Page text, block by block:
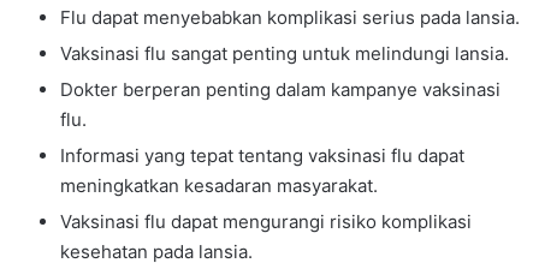
Flu dapat menyebabkan komplikasi serius pada lansia.
Vaksinasi flu sangat penting untuk melindungi lansia.
Dokter berperan penting dalam kampanye vaksinasi
flu.
Informasi yang tepat tentang vaksinasi flu dapat
meningkatkan kesadaran masyarakat.
Vaksinasi flu dapat mengurangi risiko komplikasi
kesehatan pada lansia.